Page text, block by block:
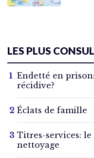
LES PLUS
Endetté en
récidive?
Éclats de famille
Titres-services:
nettoyage